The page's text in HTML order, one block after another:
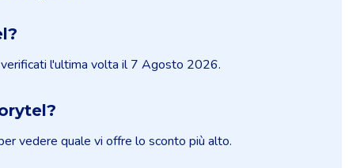
l'ultima volta il 7 Agosto 2026.
vedere quale vi offre lo sconto più alto.